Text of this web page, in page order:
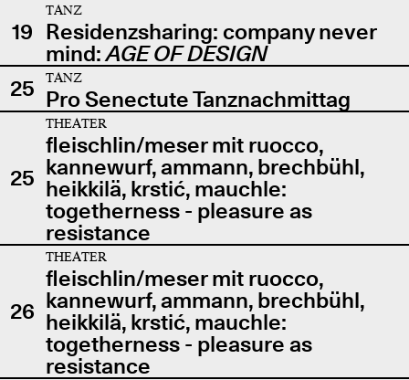
19
TANZ
Residenzsharing: company never
mind:AGE OF DESIGN
25
TANZ
Pro Senectute Tanznachmittag
25
THEATER
fleischlin/meser mit ruocco,
kannewurf, ammann, brechbühl,
heikkilä, krstić, mauchle:
togetherness - pleasure as
resistance
26
THEATER
fleischlin/meser mit ruocco,
kannewurf, ammann, brechbühl,
heikkilä, krstić, mauchle:
togetherness - pleasure as
resistance